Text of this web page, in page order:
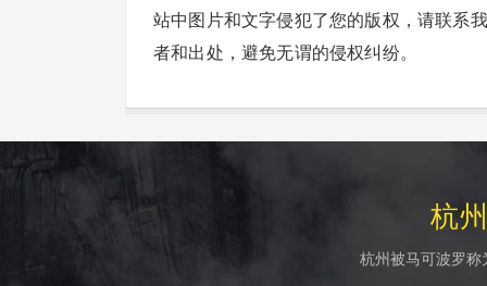
站中图片和文字侵犯了您的版权，请联系
者和出处，避免无谓的侵权纠纷。
杭
杭州被马可波罗